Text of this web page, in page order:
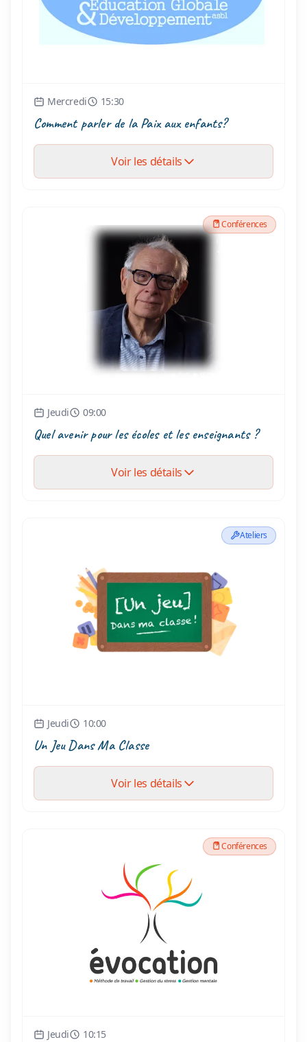
Mercredi 15:30
Comment parler de la Paix aux enfants?
Voir les détails
Conférences
Jeudi 09:00
Quel avenir pour les écoles et les enseignants ?
Voir les détails
Ateliers
Jeudi 10:00
Un Jeu Dans Ma Classe
Voir les détails
Conférences
Jeudi 10:15